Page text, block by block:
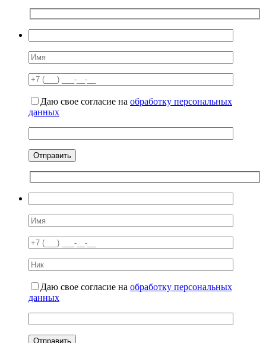
Даю свое согласие на обработку персональных
данных
Даю свое согласие на обработку персональных
данных